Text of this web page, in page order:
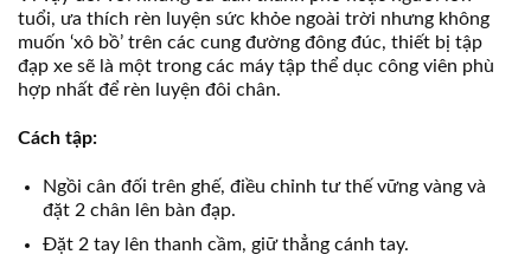
tuổi, ưa thích rèn luyện sức khỏe ngoài trời nhưng không
muốn ‘xô bồ’ trên các cung đường đông đúc, thiết bị tập
đạp xe sẽ là một trong các máy tập thể dục công viên phù
hợp nhất để rèn luyện đôi chân.
Cách tập:
Ngồi cân đối trên ghế, điều chỉnh tư thế vững vàng và
đặt 2 chân lên bàn đạp.
Đặt 2 tay lên thanh cầm, giữ thẳng cánh tay.